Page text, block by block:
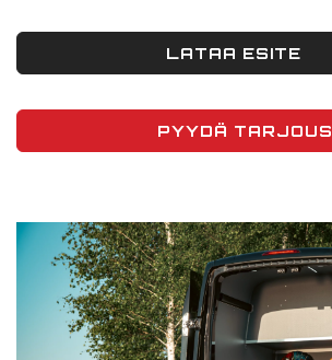
LATAA ESITE
PYYDÄ TARJOUS